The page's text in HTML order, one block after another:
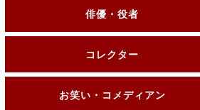
俳優・役者
コレクター
お笑い・コメディアン